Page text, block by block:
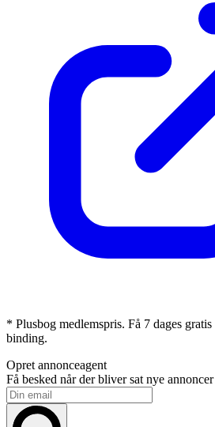
* Plusbog medlemspris. Få 7 dages
binding.
Opret annonceagent
Få besked når der bliver sat nye